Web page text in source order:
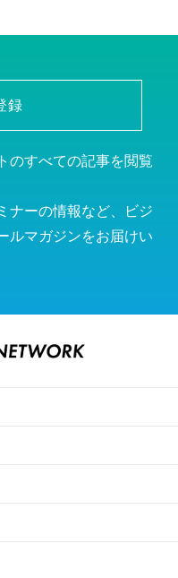
録
のすべての記事を閲覧
ナーの情報など、ビジ
ルマガジンをお届けい